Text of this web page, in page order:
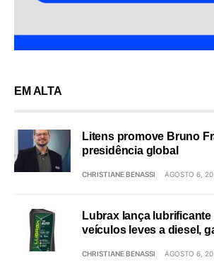
EM ALTA
Litens promove Bruno
presidência global
CHRISTIANE BENASSI AGOSTO 6,
Lubrax lança
veículos leves a diesel,
CHRISTIANE BENASSI AGOSTO 6,